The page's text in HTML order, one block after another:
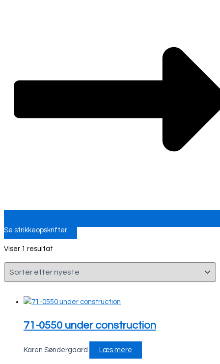
Se strikkeopskrifter
Viser 1 resultat
71-0550 under construction
Karen Søndergaard Læs mere